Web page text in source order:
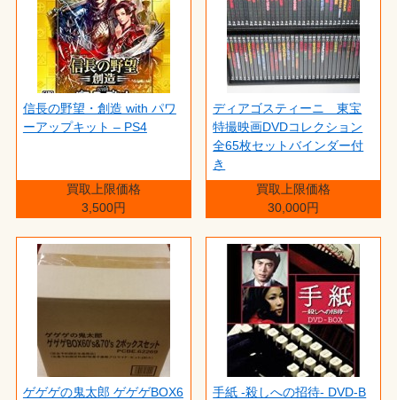
信長の野望・創造 with パワ
ーアップキット – PS4
買取上限価格
3,500円
ディアゴスティーニ 東宝
特撮映画DVDコレクション
全65枚セットバインダー付
き
買取上限価格
30,000円
ゲゲゲの鬼太郎 ゲゲゲBOX6 手紙 -殺しへの招待- DVD-B